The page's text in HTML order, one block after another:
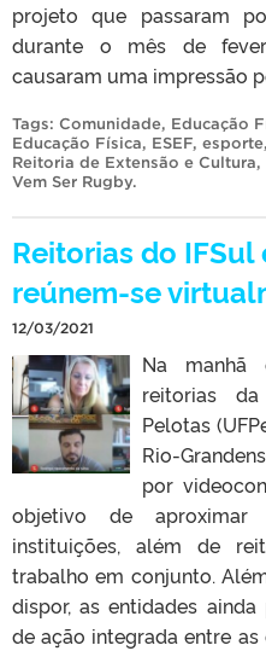
projeto que passaram
durante o mês de
causaram uma impressão
Tags: Comunidade, Educação
Educação Física, ESEF, esporte,
Reitoria de Extensão e Cultura,
Vem Ser Rugby.
Reitorias do IFSul
reúnem-se
12/03/2021
Na manhã
reitorias
Pelotas
Rio-
por
objetivo de
instituições, além de
trabalho em conjunto.
dispor, as entidades
de ação integrada entre